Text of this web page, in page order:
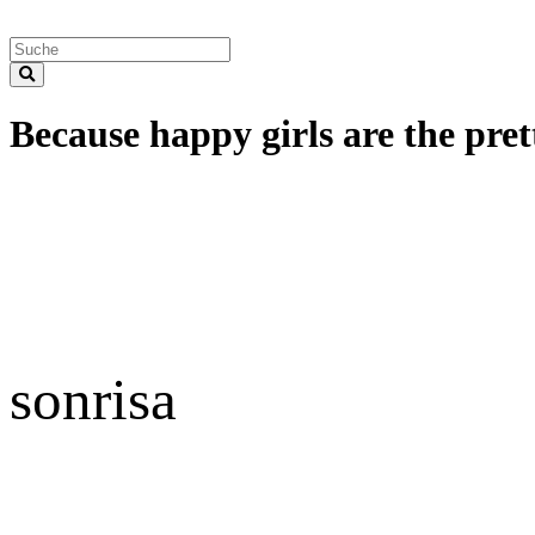
Because happy girls are the
sonrisa